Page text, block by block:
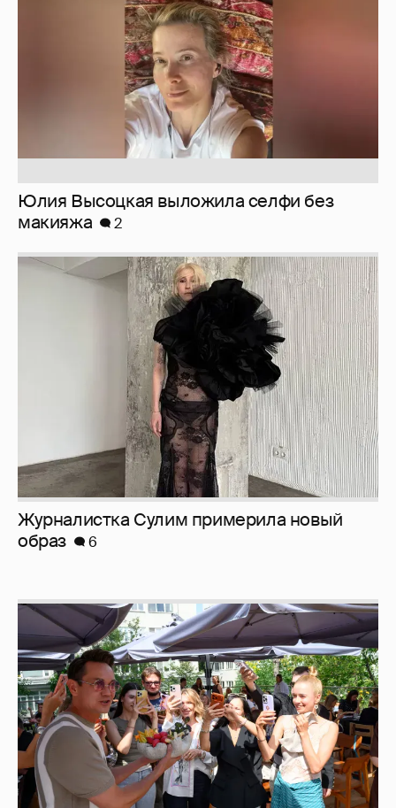
Юлия Высоцкая выложила селфи без
макияжа
2
Журналистка Сулим примерила новый
образ
6